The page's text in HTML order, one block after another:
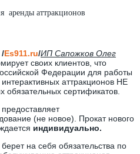
аренды аттракционов
/Es911.ru/ИП Сапожков Олег
своих клиентов, что
Федерации для работы
аттракционов НЕ
сертификатов.
предоставляет
(не новое). Прокат нового
индивидуально.
берет на себя обязательства по